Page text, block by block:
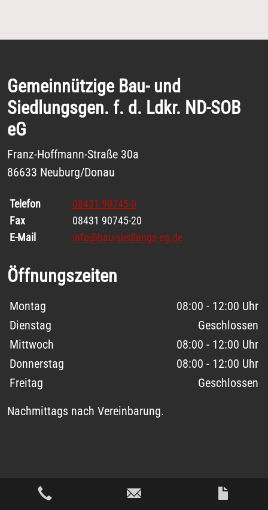
Gemeinnützige Bau- und
Siedlungsgen. f. d. Ldkr. ND-SOB
eG
Franz-Hoffmann-Straße 30a
86633 Neuburg/Donau
Telefon
08431 90745-0
Fax
08431 90745-20
E-Mail
info@bau-siedlungs-eg.de
Öffnungszeiten
Wochentage / Monate
Öffnungszeiten / Hinweise
Montag
08:00 - 12:00 Uhr
Dienstag
Geschlossen
Mittwoch
08:00 - 12:00 Uhr
Donnerstag
08:00 - 12:00 Uhr
Freitag
Geschlossen
Nachmittags nach Vereinbarung.